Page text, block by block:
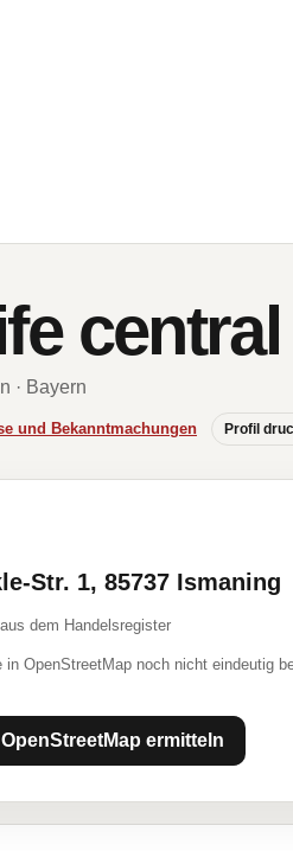
· Bayern
und Bekanntmachungen Profil
Str. 1, 85737 Ismaning
dem Handelsregister
in OpenStreetMap noch nicht eindeutig
ermitteln